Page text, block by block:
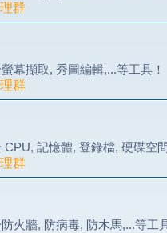
群
幕擷取, 秀圖編輯,...等工具！
群
記憶體, 登錄檔, 硬碟空
群
火牆, 防病毒, 防木馬,...等工